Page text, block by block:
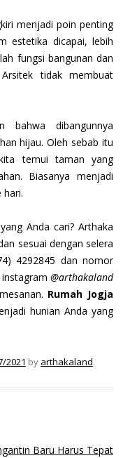
menjadi poin penting
estetika dicapai, lebih
fungsi bangunan dan
tidak membuat
bahwa dibangunnya
hijau. Oleh sebab itu
temui taman yang
Biasanya menjadi
hari.
Anda cari? Arthaka
sesuai dengan selera
4292845 dan nomor
@arthakaland
Rumah Jogja
hunian Anda yang
2021 by arthakaland.
Baru Harus Tepat